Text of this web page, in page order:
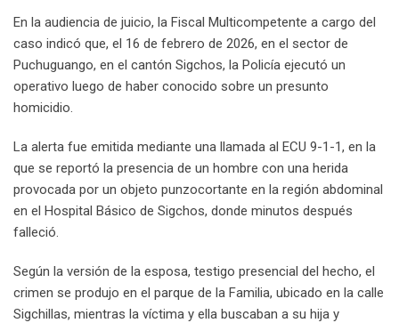
En la audiencia de juicio, la Fiscal Multicompetente a cargo del
caso indicó que, el 16 de febrero de 2026, en el sector de
Puchuguango, en el cantón Sigchos, la Policía ejecutó un
operativo luego de haber conocido sobre un presunto
homicidio.
La alerta fue emitida mediante una llamada al ECU 9-1-1, en la
que se reportó la presencia de un hombre con una herida
provocada por un objeto punzocortante en la región abdominal
en el Hospital Básico de Sigchos, donde minutos después
falleció.
Según la versión de la esposa, testigo presencial del hecho, el
crimen se produjo en el parque de la Familia, ubicado en la calle
Sigchillas, mientras la víctima y ella buscaban a su hija y